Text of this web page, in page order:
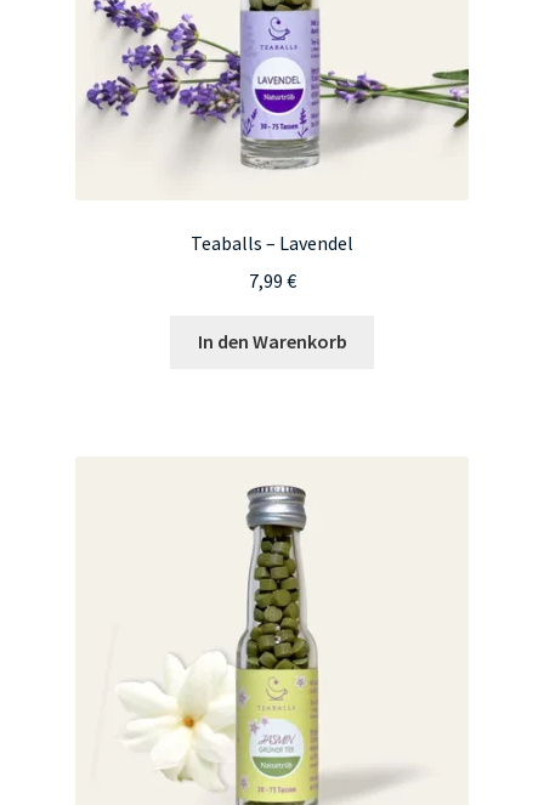
Teaballs – Lavendel
7,99 €
In den Warenkorb